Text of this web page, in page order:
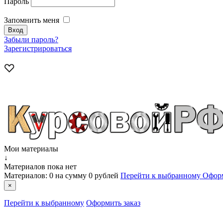
Запомнить меня
Забыли пароль?
Зарегистрироваться
Мои материалы
↓
Материалов пока нет
Материалов: 0 на сумму 0 рублей Перейти к выбранному
×
Перейти к выбранному Оформить заказ